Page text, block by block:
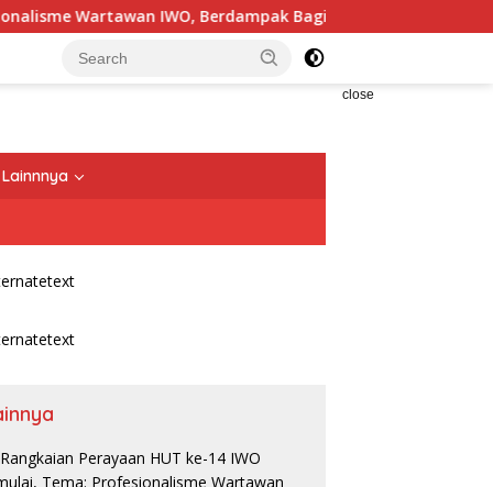
Wartawan IWO, Berdampak Bagi Kebaikan Bangsa
close
Lainnnya